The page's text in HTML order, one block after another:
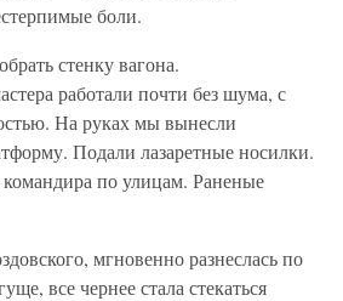
боли.
стенку вагона.
работали почти без шума, с
На руках мы вынесли
Подали лазаретные носилки.
по улицам. Раненые
мгновенно разнеслась по
все чернее стала стекаться